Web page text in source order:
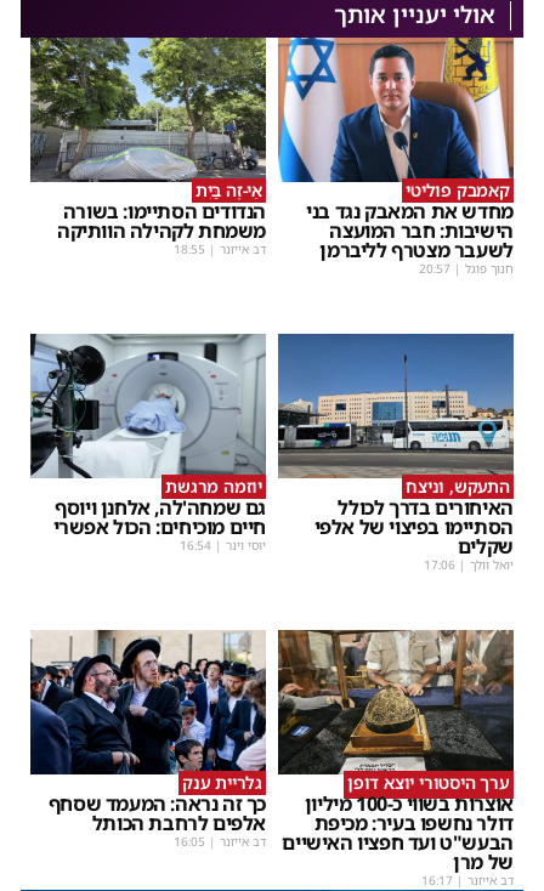
אולי יעניין אותך
קאמבק פוליטי
מחדש את המאבק נגד בני
הישיבות: חבר המועצה
לשעבר מצטרף לליברמן
חנוך פוגל |
20:57
אֵי-זֶה בַּיִת
הנדודים הסתיימו: בשורה
משמחת לקהילה הוותיקה
דב אייזנר |
18:55
התעקש, וניצח
האיחורים בדרך לכולל
הסתיימו בפיצוי של אלפי
שקלים
יואל וולך |
17:06
יוזמה מרגשת
גם שמחה'לה, אלחנן ויוסף
חיים מוכיחים: הכול אפשרי
יוסי וינר |
16:54
ערך היסטורי יוצא דופן
אוצרות בשווי כ-100 מיליון
דולר נחשפו בעיר: מכיפת
הבעש"ט ועד חפציו האישיים
של מרן
דב אייזנר |
16:17
גלריית ענק
כך זה נראה: המעמד שסחף
אלפים לרחבת הכותל
דב אייזנר |
16:05